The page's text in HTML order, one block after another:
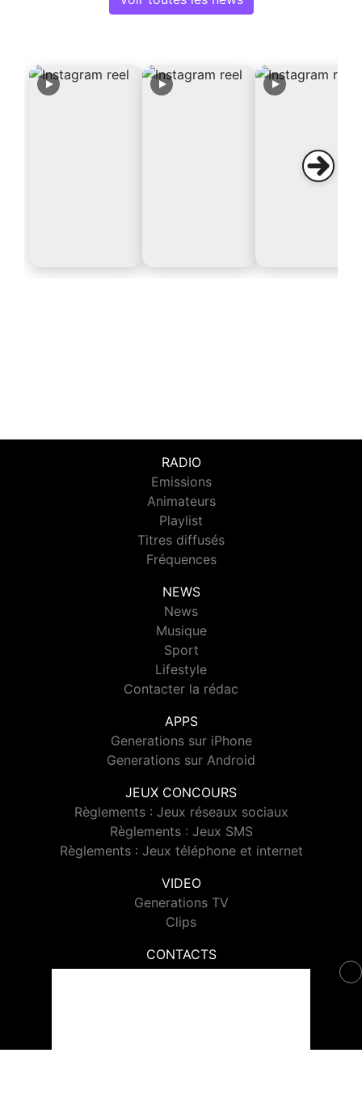
RADIO
Emissions
Animateurs
Playlist
Titres diffusés
Fréquences
NEWS
News
Musique
Sport
Lifestyle
Contacter la rédac
APPS
Generations sur iPhone
Generations sur Android
JEUX CONCOURS
Règlements : Jeux réseaux sociaux
Règlements : Jeux SMS
Règlements : Jeux téléphone et internet
VIDEO
Generations TV
Clips
CONTACTS
Contacter Generations